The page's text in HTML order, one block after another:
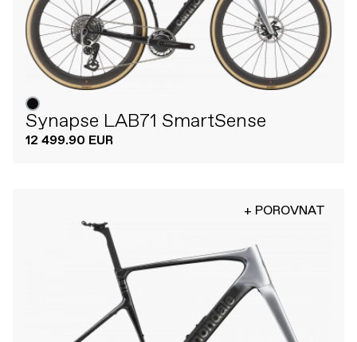
Synapse LAB71 SmartSense
12 499.90 EUR
+ POROVNAT